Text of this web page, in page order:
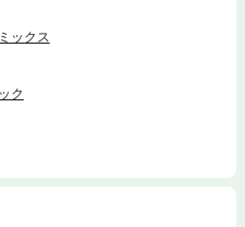
ックス
ク